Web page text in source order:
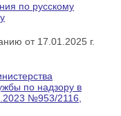
по русскому
от 17.01.2025 г.
по надзору в
№953/2116,